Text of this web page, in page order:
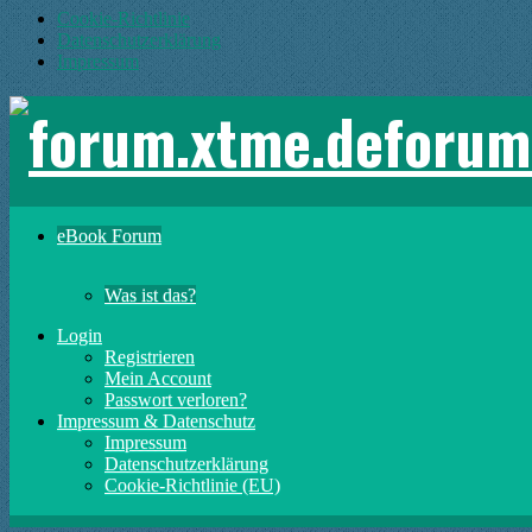
Cookie-Richtlinie
Datenschutzerklärung
Impressum
eBook Forum
Was ist das?
Login
Registrieren
Mein Account
Passwort verloren?
Impressum & Datenschutz
Impressum
Datenschutzerklärung
Cookie-Richtlinie (EU)